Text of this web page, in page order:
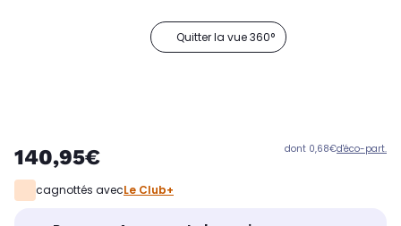
Quitter la vue 360°
140,95€ dont 0,68€d'éco-part.
cagnottés avecLe Club+